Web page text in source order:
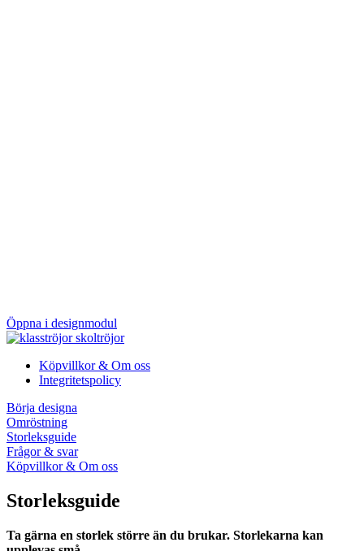
Öppna i designmodul
Köpvillkor & Om oss
Integritetspolicy
Börja designa
Omröstning
Storleksguide
Frågor & svar
Köpvillkor & Om oss
Storleksguide
Ta gärna en storlek större än du brukar. Storlekarna kan